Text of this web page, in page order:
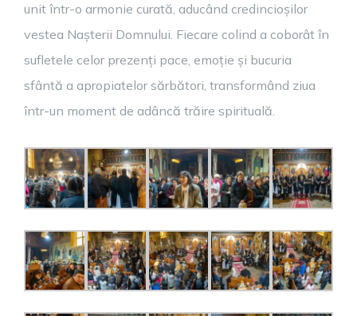
unit într-o armonie curată, aducând credincioșilor
vestea Nașterii Domnului. Fiecare colind a coborât în
sufletele celor prezenți pace, emoție și bucuria
sfântă a apropiatelor sărbători, transformând ziua
într-un moment de adâncă trăire spirituală.